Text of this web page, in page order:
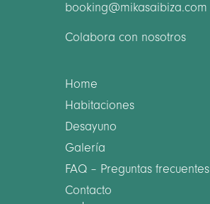
booking@mikasaibiza.com
Colabora con nosotros
Home
Habitaciones
Desayuno
Galería
FAQ – Preguntas frecuentes
Contacto